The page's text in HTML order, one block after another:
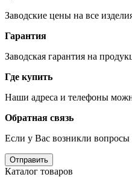
Заводские цены на все
Гарантия
Заводская гарантия на
Где купить
Наши адреса и телефоны
Обратная связь
Если у Вас возникли
Отправить
Каталог товаров